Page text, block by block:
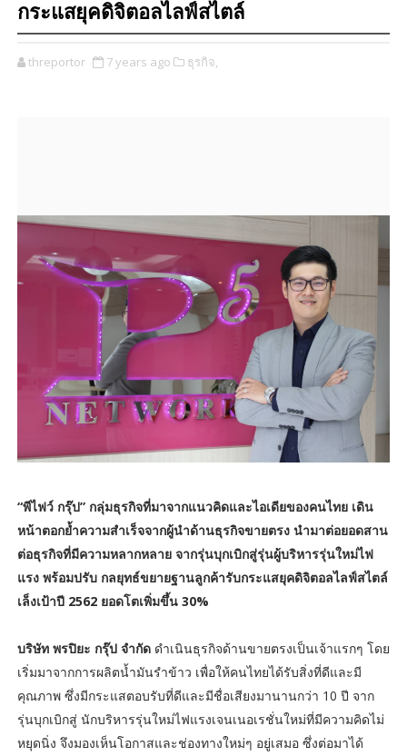
กระแสยุคดิจิตอลไลฟ์สไตล์
threportor 7 years ago ธุรกิจ,
“พีไฟว์ กรุ๊ป” กลุ่มธุรกิจที่มาจากแนวคิดและไอเดียของคนไทย เดิน
หน้าตอกย้ำความสำเร็จจากผู้นำด้านธุรกิจขายตรง นำมาต่อยอดสาน
ต่อธุรกิจที่มีความหลากหลาย จากรุ่นบุกเบิกสู่รุ่นผู้บริหารรุ่นใหม่ไฟ
แรง พร้อมปรับ กลยุทธ์ขยายฐานลูกค้ารับกระแสยุคดิจิตอลไลฟ์สไตล์
เล็งเป้าปี 2562 ยอดโตเพิ่มขึ้น 30%
บริษัท พรปิยะ กรุ๊ป จำกัดดำเนินธุรกิจด้านขายตรงเป็นเจ้าแรกๆ โดย
เริ่มมาจากการผลิตน้ำมันรำข้าว เพื่อให้คนไทยได้รับสิ่งที่ดีและมี
คุณภาพ ซึ่งมีกระแสตอบรับที่ดีและมีชื่อเสียงมานานกว่า 10 ปี จาก
รุ่นบุกเบิกสู่ นักบริหารรุ่นใหม่ไฟแรงเจนเนอเรชั่นใหม่ที่มีความคิดไม่
หยุดนิ่ง จึงมองเห็นโอกาสและช่องทางใหม่ๆ อยู่เสมอ ซึ่งต่อมาได้